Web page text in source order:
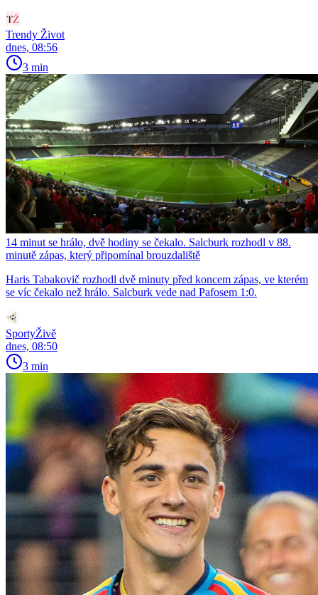
Trendy Život
dnes, 08:56
3 min
14 minut se hrálo, dvě hodiny se čekalo. Salcburk rozhodl v 88.
minutě zápas, který připomínal brouzdaliště
Haris Tabakovič rozhodl dvě minuty před koncem zápas, ve kterém
se víc čekalo než hrálo. Salcburk vede nad Pafosem 1:0.
SportyŽivě
dnes, 08:50
3 min